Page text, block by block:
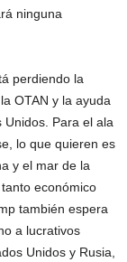
ninguna
perdiendo la
OTAN y la ayuda
Para el ala
lo que quieren es
y el mar de la
económico
también espera
a lucrativos
Unidos y Rusia,